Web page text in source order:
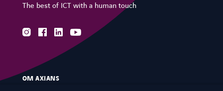
The best of ICT with a human touch
instagramfacebooklinkedinyoutube
OM AXIANS